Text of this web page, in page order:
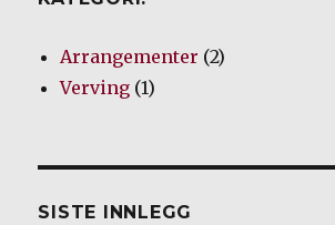
Arrangementer (2)
Verving (1)
SISTE INNLEGG